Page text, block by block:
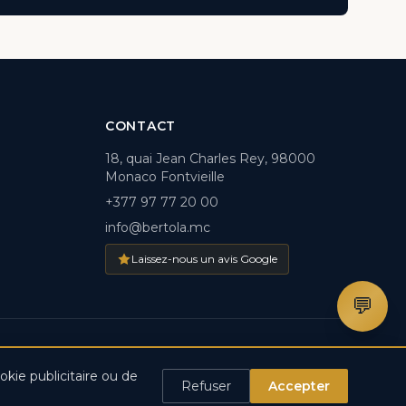
CONTACT
18, quai Jean Charles Rey, 98000
Monaco Fontvieille
+377 97 77 20 00
info@bertola.mc
Laissez-nous un avis Google
publicitaire ou de
Refuser Accepter
💬